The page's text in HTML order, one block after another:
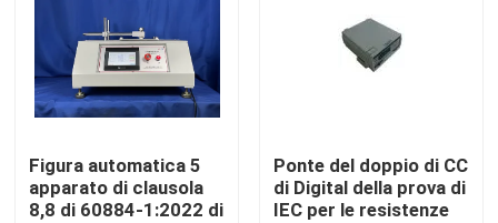
Attrezzatura di prova di IEC
Attrezzatura di prova di protezione dell'ingresso
Figura automatica 5
apparato di clausola
8,8 di 60884-1:2022 di
Ponte del doppio di CC
di Digital della prova di
IEC per le resistenze